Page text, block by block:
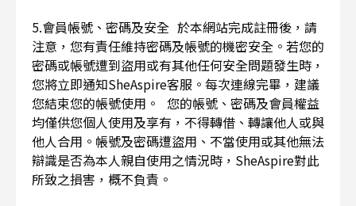
5.會員帳號、密碼及安全 於本網站完成註冊後，請
注意，您有責任維持密碼及帳號的機密安全。若您的
密碼或帳號遭到盜用或有其他任何安全問題發生時，
您將立即通知SheAspire客服。每次連線完畢，建議
您結束您的帳號使用。 您的帳號、密碼及會員權益
均僅供您個人使用及享有，不得轉借、轉讓他人或與
他人合用。帳號及密碼遭盜用、不當使用或其他無法
辯識是否為本人親自使用之情況時，SheAspire對此
所致之損害，概不負責。